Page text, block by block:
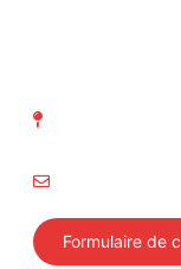
Formulaire de